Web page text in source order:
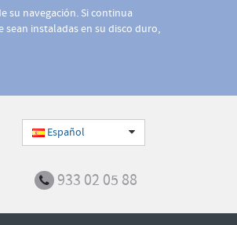
su navegación. Si continua
instaladas en su disco duro,
Español
933 02 05 88